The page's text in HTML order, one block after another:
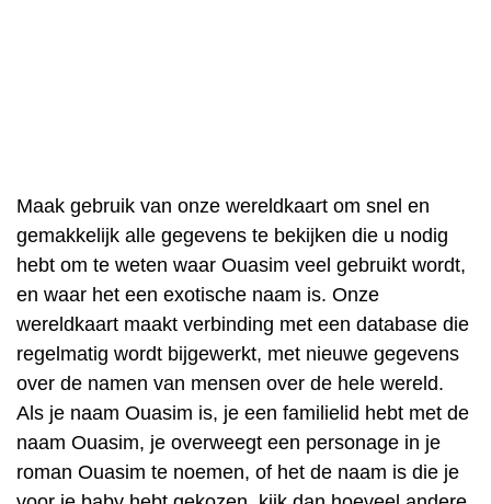
Maak gebruik van onze wereldkaart om snel en
gemakkelijk alle gegevens te bekijken die u nodig
hebt om te weten waar Ouasim veel gebruikt wordt,
en waar het een exotische naam is. Onze
wereldkaart maakt verbinding met een database die
regelmatig wordt bijgewerkt, met nieuwe gegevens
over de namen van mensen over de hele wereld.
Als je naam Ouasim is, je een familielid hebt met de
naam Ouasim, je overweegt een personage in je
roman Ouasim te noemen, of het de naam is die je